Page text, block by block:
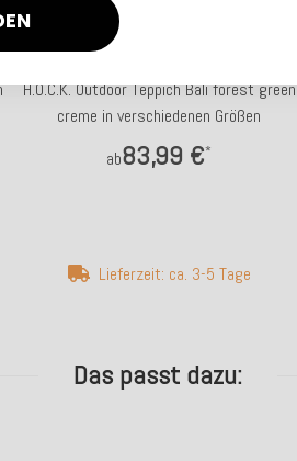
H.O.C.K. Outdoor Teppich Bali forest green
creme in verschiedenen Größen
ab83,99 €*
Lieferzeit: ca. 3-5 Tage
Das passt dazu: